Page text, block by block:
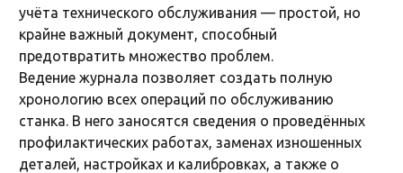
учёта технического обслуживания — простой, но
крайне важный документ, способный
предотвратить множество проблем.
Ведение журнала позволяет создать полную
хронологию всех операций по обслуживанию
станка. В него заносятся сведения о проведённых
профилактических работах, заменах изношенных
деталей, настройках и калибровках, а также о